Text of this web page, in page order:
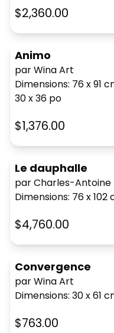
$2,360.00
Animo
par Wina Art
Dimensions: 76 x 91
30 x 36 po
$1,376.00
Le dauphalle
par Charles-Antoine
Dimensions: 76 x 102
$4,760.00
Convergence
par Wina Art
Dimensions: 30 x 61
$763.00